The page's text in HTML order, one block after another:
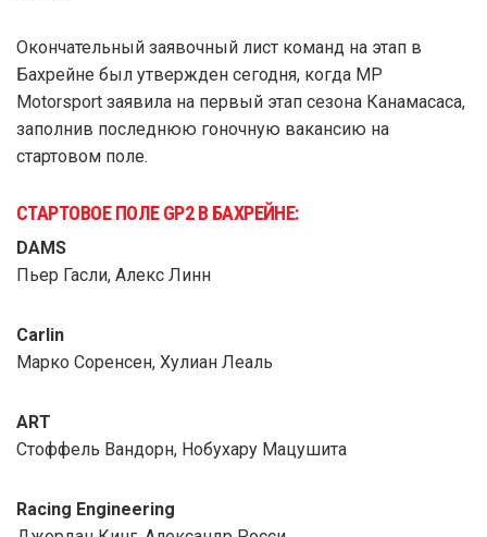
Окончательный заявочный лист команд на этап в
Бахрейне был утвержден сегодня, когда MP
Motorsport заявила на первый этап сезона Канамасаса,
заполнив последнюю гоночную вакансию на
стартовом поле.
СТАРТОВОЕ ПОЛЕ GP2 В БАХРЕЙНЕ:
DAMS
Пьер Гасли, Алекс Линн
Carlin
Марко Соренсен, Хулиан Леаль
ART
Стоффель Вандорн, Нобухару Мацушита
Racing Engineering